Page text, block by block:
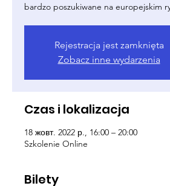
bardzo poszukiwane na europejskim
Rejestracja jest zamknięta
Zobacz inne wydarzenia
Czas i lokalizacja
18 жовт. 2022 р., 16:00 – 20:00
Szkolenie Online
Bilety